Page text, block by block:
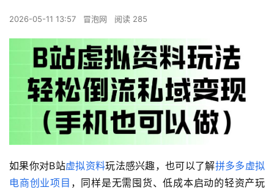
2026-05-11 13:57 冒泡网 阅读 285
如果你对B站虚拟资料玩法感兴趣，也可以了解拼多多虚拟
电商创业项目 ，同样是无需囤货、低成本启动的轻资产玩